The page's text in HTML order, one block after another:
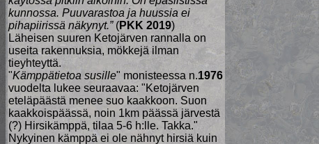
kunnossa. Puuvarastoa ja huussia ei
pihapiirissä näkynyt.”(PKK 2019)
Läheisen suuren Ketojärven rannalla on
useita rakennuksia, mökkejä ilman
tieyhteyttä.
"Kämppätietoa susille" monisteessa n.1976
vuodelta lukee seuraavaa: "Ketojärven
eteläpäästä menee suo kaakkoon. Suon
kaakkoispäässä, noin 1km päässä järvestä
(?) Hirsikämppä, tilaa 5-6 h:lle. Takka."
Nykyinen kämppä ei ole nähnyt hirsiä kuin